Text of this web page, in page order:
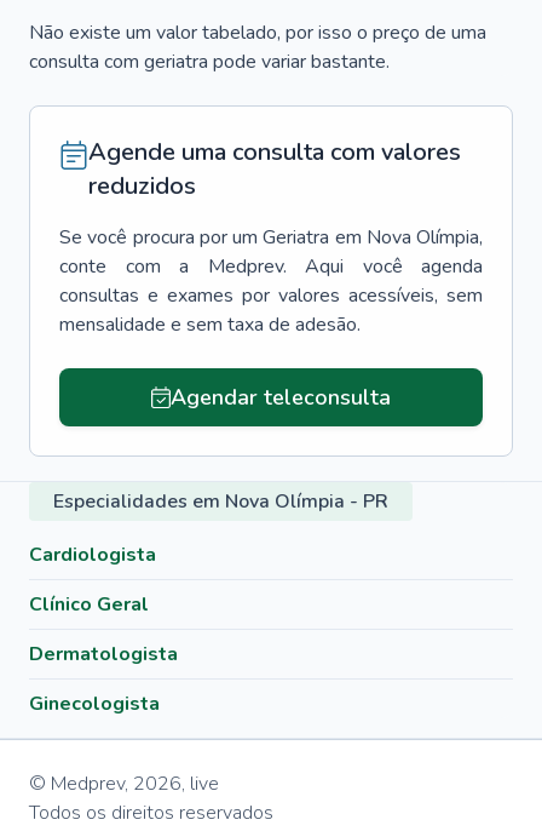
Não existe um valor tabelado, por isso o preço de uma
consulta com geriatra pode variar bastante.
Agende uma consulta com valores
reduzidos
Se você procura por um Geriatra em Nova Olímpia,
conte com a Medprev. Aqui você agenda
consultas e exames por valores acessíveis, sem
mensalidade e sem taxa de adesão.
Agendar teleconsulta
Especialidades em Nova Olímpia - PR
Cardiologista
Clínico Geral
Dermatologista
Ginecologista
© Medprev, 2026, live
Todos os direitos reservados